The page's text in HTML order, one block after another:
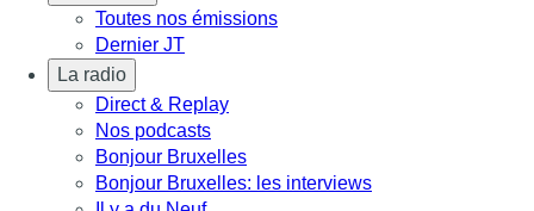
Toutes nos émissions
Dernier JT
La radio
Direct & Replay
Nos podcasts
Bonjour Bruxelles
Bonjour Bruxelles: les interviews